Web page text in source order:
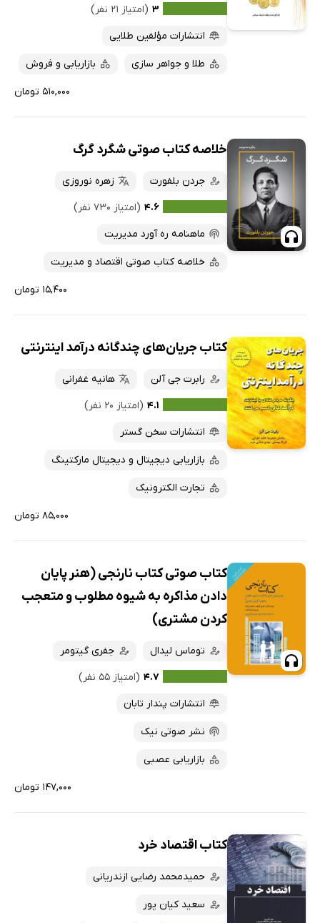
۳ (امتیاز ۲۱ نفر)
انتشارات مؤلفین طلایی
طلا و جواهر سازی بازاریابی و فروش
۵۱۰,۰۰۰ تومان
خلاصه کتاب صوتی شگرد گرگ
جردن بلفورت
زهره نوروزی
۴.۶ (امتیاز ۷۳۰ نفر)
ماهنامه ره آورد مدیریت
خلاصه کتاب صوتی اقتصاد و مدیریت
۱۵,۴۰۰ تومان
کتاب جریان‌های چندگانه درآمد اینترنتی
رابرت جی آلن
هانیه غفرانی
۴.۱ (امتیاز ۲۰ نفر)
انتشارات سخن گستر
بازاریابی دیجیتال و دیجیتال مارکتینگ
تجارت الکترونیک
۸۵,۰۰۰ تومان
کتاب صوتی کتاب نارنجی (هنر پایان
دادن مذاکره به شیوه مطلوب و متعجب
کردن مشتری)
توماس لیدال
جفری گیتومر
۴.۷ (امتیاز ۵۵ نفر)
انتشارات پندار تابان
نشر صوتی نیک
بازاریابی عصبی
۱۴۷,۰۰۰ تومان
کتاب اقتصاد خرد
حمیدمحمد رضایی ازندریانی
سعید کیان پور